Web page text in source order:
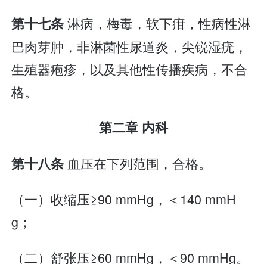
第十七条淋病，梅毒，软下疳，性病性淋
巴肉芽肿，非淋菌性尿道炎，尖锐湿疣，
生殖器疱疹，以及其他性传播疾病，不合
格。
第二章 内科
第十八条 血压在下列范围，合格。
（一）收缩压≥90 mmHg，＜140 mmH
g；
（二）舒张压≥60 mmHg，＜90 mmHg。